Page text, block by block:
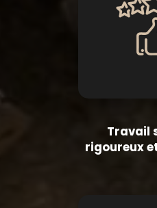
Travail
rigoureux